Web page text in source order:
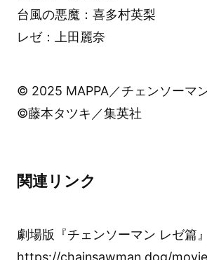
台風の悪魔：喜多村英梨
レゼ：上田麗奈
© 2025 MAPPA／チェンソーマ
©藤本タツキ／集英社
関連リンク
劇場版『チェンソーマン レゼ篇
https://chainsawman.dog/